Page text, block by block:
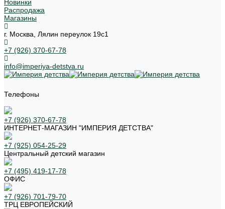
Новинки
Распродажа
Магазины
г. Москва, Лялин переулок 19с1
+7 (926) 370-67-78
info@imperiya-detstva.ru
Телефоны
+7 (926) 370-67-78
ИНТЕРНЕТ-МАГАЗИН "ИМПЕРИЯ ДЕТСТВА"
+7 (925) 054-25-29
Центральный детский магазин
+7 (495) 419-17-78
ОФИС
+7 (926) 701-79-70
ТРЦ ЕВРОПЕЙСКИЙ